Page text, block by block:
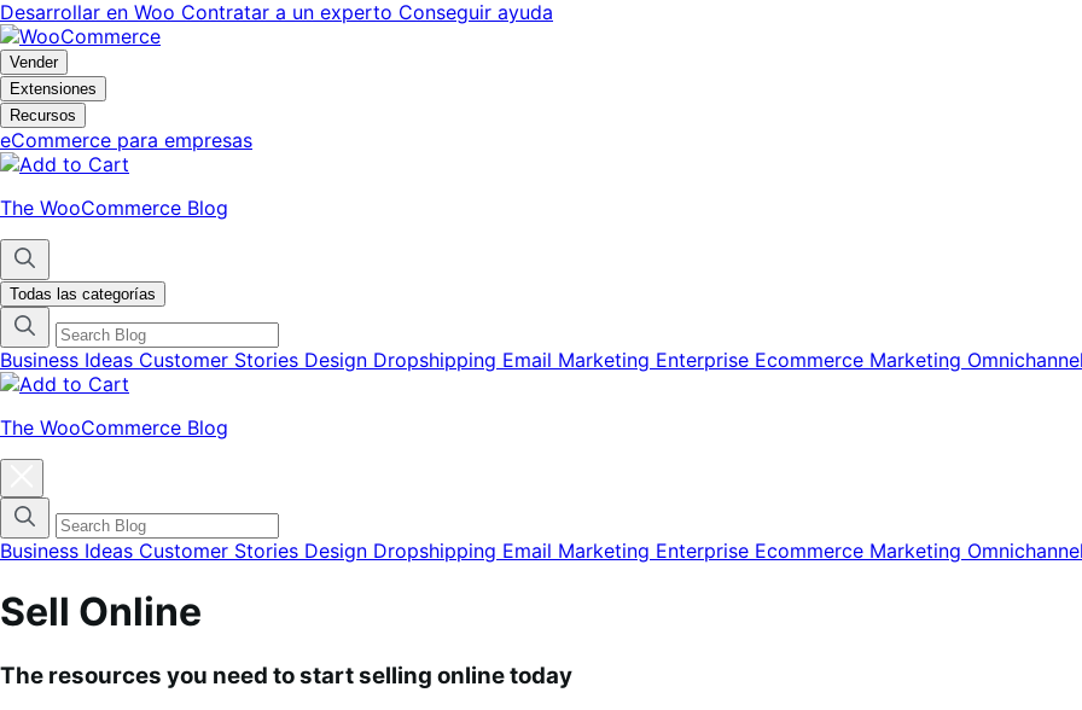
Ir
a
navegación
Saltar
al
contenido
Desarrollar en Woo Contratar a un experto Conseguir ayuda
Vender
Extensiones
Recursos
eCommerce para empresas
The WooCommerce Blog
Todas las categorías
Business Ideas Customer Stories Design Dropshipping Email Marketing Enterprise Ecommerce Marketing Omnichannel
The WooCommerce Blog
menú
modal
de
categorías
blog
Business Ideas Customer Stories Design Dropshipping Email Marketing Enterprise Ecommerce Marketing Omnichannel
Sell Online
The resources you need to start selling online today